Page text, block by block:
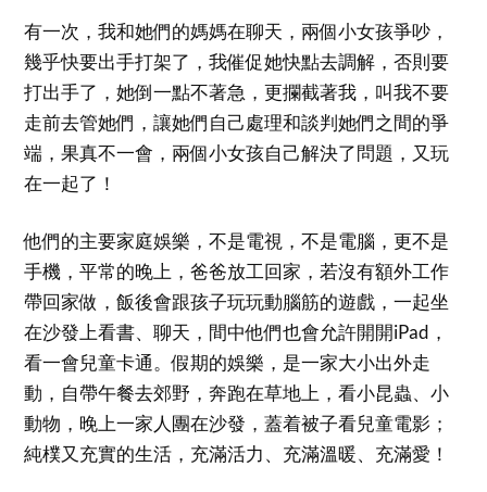
有一次，我和她們的媽媽在聊天，兩個小女孩爭吵，
幾乎快要出手打架了，我催促她快點去調解，否則要
打出手了，她倒一點不著急，更攔截著我，叫我不要
走前去管她們，讓她們自己處理和談判她們之間的爭
端，果真不一會，兩個小女孩自己解決了問題，又玩
在一起了！
他們的主要家庭娛樂，不是電視，不是電腦，更不是
手機，平常的晚上，爸爸放工回家，若沒有額外工作
帶回家做，飯後會跟孩子玩玩動腦筋的遊戲，一起坐
在沙發上看書、聊天，間中他們也會允許開開iPad，
看一會兒童卡通。假期的娛樂，是一家大小出外走
動，自帶午餐去郊野，奔跑在草地上，看小昆蟲、小
動物，晚上一家人團在沙發，蓋着被子看兒童電影；
純樸又充實的生活，充滿活力、充滿溫暖、充滿愛！